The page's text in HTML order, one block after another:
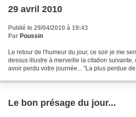
29 avril 2010
Publié le 29/04/2010 à 19:43
Par Poussin
Le retour de l'humeur du jour, ce soir je me
dessus illustre à merveille la citation suivante,
avoir perdu votre journée... "La plus perdue de
Le bon présage du jour...